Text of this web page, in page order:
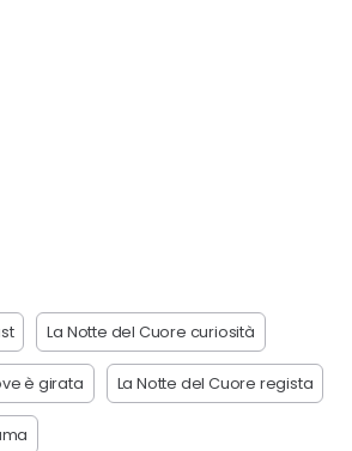
La Notte del Cuore curiosità
è girata La Notte del Cuore regista